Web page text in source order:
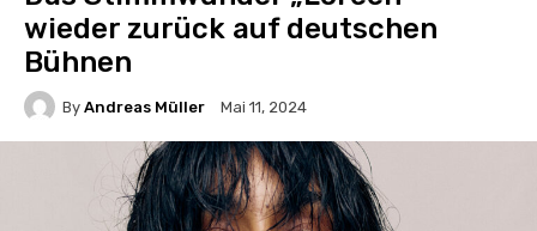
wieder zurück auf deutschen
Bühnen
By Andreas Müller Mai 11, 2024